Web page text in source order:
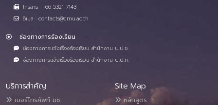
โทรสาร : +66 5321 7143
อีเมล : contacts@cmu.ac.th
ช่องทางการร้องเรียน
ช่องทางการแจ้งเรื่องร้องเรียน สำนักงาน ป.ป.ช.
ช่องทางการแจ้งเรื่องร้องเรียน สำนักงาน ป.ป.ท.
บริการสำคัญ
เบอร์โทรศัพท์ มช.
Site Map
หลักสูตร